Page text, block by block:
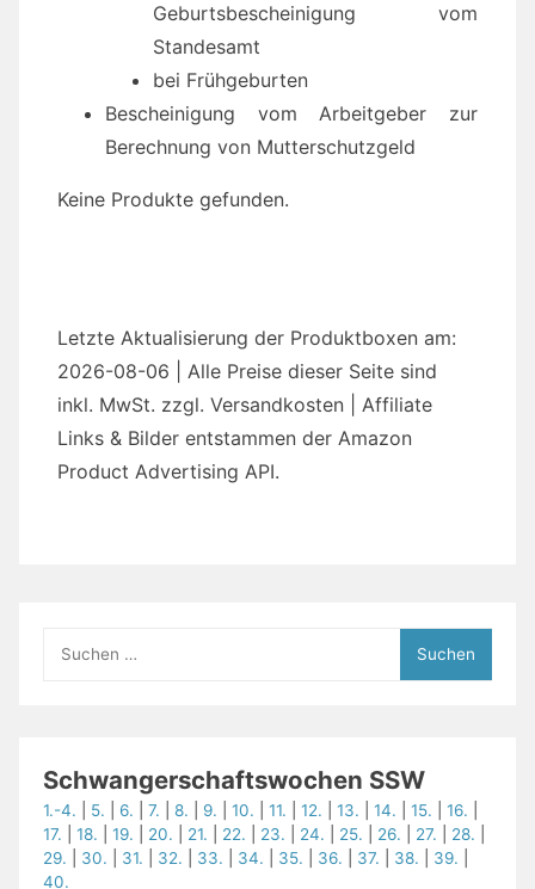
Geburtsbescheinigung vom
Standesamt
bei Frühgeburten
Bescheinigung vom Arbeitgeber zur
Berechnung von Mutterschutzgeld
Keine Produkte gefunden.
Letzte Aktualisierung der Produktboxen am:
2026-08-06 | Alle Preise dieser Seite sind
inkl. MwSt. zzgl. Versandkosten | Affiliate
Links & Bilder entstammen der Amazon
Product Advertising API.
nach:
Schwangerschaftswochen SSW
1.-4. 5. 6. |7. |8. 9. |10. |11. |12. |13. |14. |15. |16.
17. |18. |19. 20. 21. 22. 23. 24. 25. 26. 27. 28.
29.
30. 31. 32. 33. 34. 35. 36. 37. 38. 39.
40.